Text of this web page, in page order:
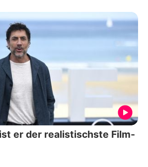
er der realistischste Film-